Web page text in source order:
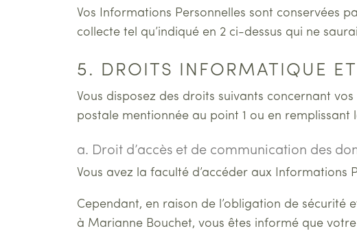
Vos Informations Personnelles sont conservées
collecte tel qu’indiqué en 2 ci-dessus qui ne
5. DROITS INFORMATIQUE ET
Vous disposez des droits suivants concernant
postale mentionnée au point 1 ou en remplissant
a. Droit d’accès et de communication des
Vous avez la faculté d’accéder aux Informations
Cependant, en raison de l’obligation de
à Marianne Bouchet, vous êtes informé que